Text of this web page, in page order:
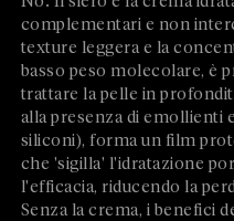
complementari e non
texture leggera e la
basso peso molecolare, è
trattare la pelle in
alla presenza di emollienti
siliconi), forma un film
che 'sigilla' l'idratazione
l'efficacia, riducendo la
Senza la crema, i benefici